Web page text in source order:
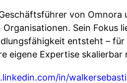
von
Sein Fokus
entsteht –
eigene Expertise
in/